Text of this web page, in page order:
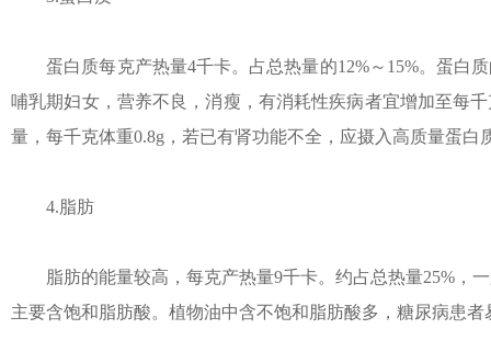
蛋白质每克产热量4千卡。占总热量的12%～15%。蛋白
哺乳期妇女，营养不良，消瘦，有消耗性疾病者宜增加至每
量，每千克体重0.8g，若已有肾功能不全，应摄入高质量蛋白
4.脂肪
脂肪的能量较高，每克产热量9千卡。约占总热量25%，一
主要含饱和脂肪酸。植物油中含不饱和脂肪酸多，糖尿病患